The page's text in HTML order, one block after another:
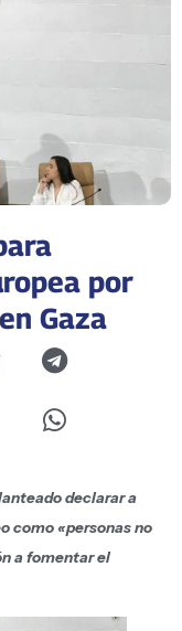
por
Gaza
declarar a
como «personas no
a fomentar el